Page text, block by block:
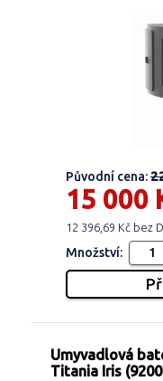
Původní cena:
15 000
12 396,69 Kč bez
Množství:
Umyvadlová
Titania Iris